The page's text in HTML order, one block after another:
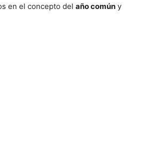
en el concepto del año común y